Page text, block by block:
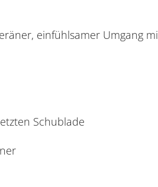
einfühlsamer Umgang
Schublade